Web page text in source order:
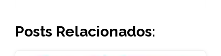
Posts Relacionados: